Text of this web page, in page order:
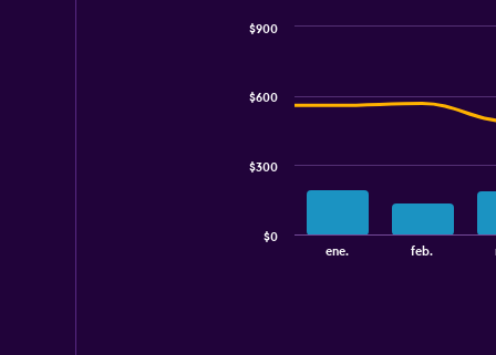
ene. feb.
$0
$300
$600
$900